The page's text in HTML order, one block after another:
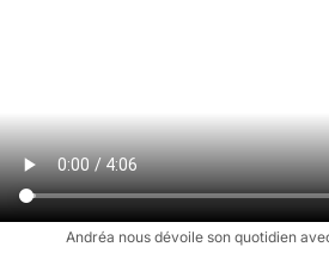
Andréa nous dévoile son quotidien